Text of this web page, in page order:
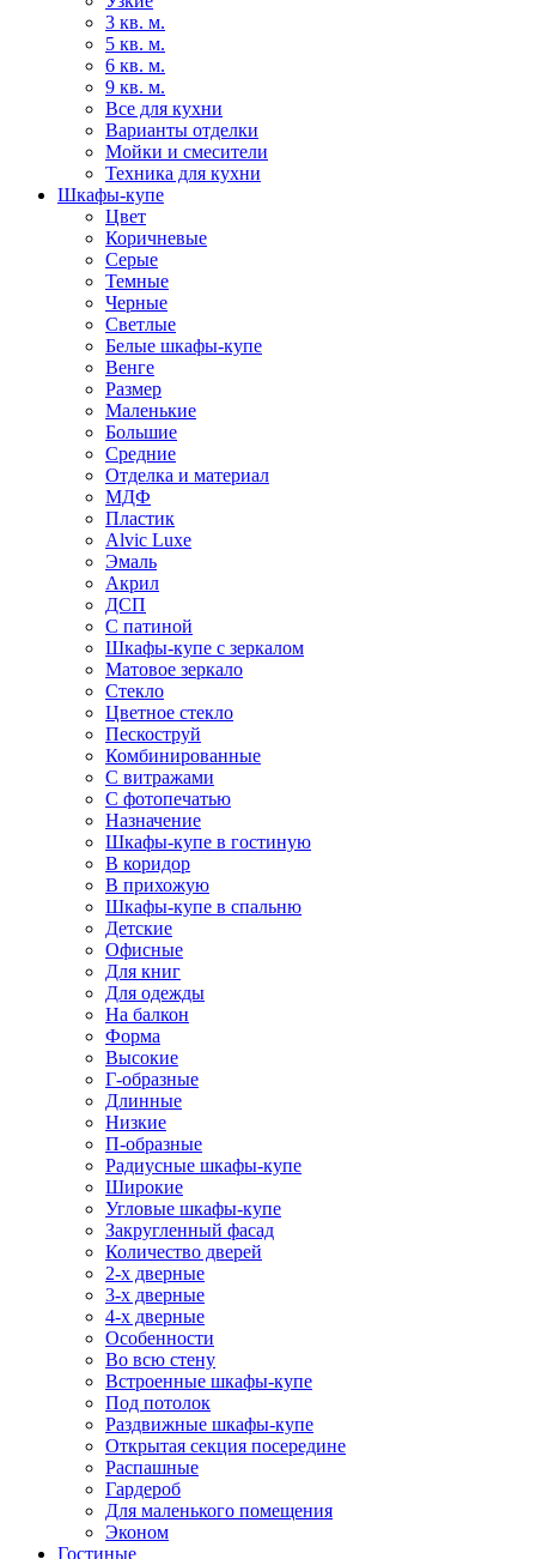
3 кв. м.
5 кв. м.
6 кв. м.
9 кв. м.
Все для кухни
Варианты отделки
Мойки и смесители
Техника для кухни
Шкафы-купе
Цвет
Коричневые
Серые
Темные
Черные
Светлые
Белые шкафы-купе
Венге
Размер
Маленькие
Большие
Средние
Отделка и материал
МДФ
Пластик
Alvic Luxe
Эмаль
Акрил
ДСП
С патиной
Шкафы-купе с зеркалом
Матовое зеркало
Стекло
Цветное стекло
Пескоструй
Комбинированные
С витражами
С фотопечатью
Назначение
Шкафы-купе в гостиную
В коридор
В прихожую
Шкафы-купе в спальню
Детские
Офисные
Для книг
Для одежды
На балкон
Форма
Высокие
Г-образные
Длинные
Низкие
П-образные
Радиусные шкафы-купе
Широкие
Угловые шкафы-купе
Закругленный фасад
Количество дверей
2-х дверные
3-х дверные
4-х дверные
Особенности
Во всю стену
Встроенные шкафы-купе
Под потолок
Раздвижные шкафы-купе
Открытая секция посередине
Распашные
Гардероб
Для маленького помещения
Эконом
Гостиные